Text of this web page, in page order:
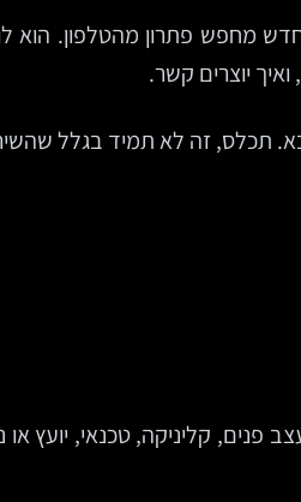
מחפש פתרון מהטלפון.
יוצרים קשר.
תכלס, זה לא תמיד בגלל
קליניקה, טכנאי, יועץ